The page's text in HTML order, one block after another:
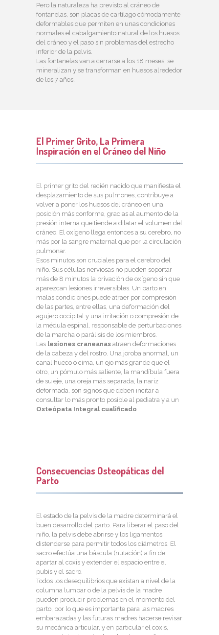
Pero la naturaleza ha previsto al cráneo de
fontanelas, son placas de cartílago cómodamente
deformables que permiten en unas condiciones
normales el cabalgamiento natural de los huesos
del cráneo y el paso sin problemas del estrecho
inferior de la pelvis.
Las fontanelas van a cerrarse a los 18 meses, se
mineralizan y se transforman en huesos alrededor
de los 7 años.
El Primer Grito, La Primera
Inspiración en el Cráneo del Niño
El primer grito del recién nacido que manifiesta el
desplazamiento de sus pulmones, contribuye a
volver a poner los huesos del cráneo en una
posición más conforme, gracias al aumento de la
presión interna que tiende a dilatar el volumen del
cráneo. El oxígeno llega entonces a su cerebro, no
más por la sangre maternal que por la circulación
pulmonar.
Esos minutos son cruciales para el cerebro del
niño. Sus células nerviosas no pueden soportar
más de 8 minutos la privación de oxígeno sin que
aparezcan lesiones irreversibles. Un parto en
malas condiciones puede atraer por compresión
de las partes, entre ellas, una deformación del
agujero occipital y una irritación o compresión de
la médula espinal, responsable de perturbaciones
de la marcha o parálisis de los miembros.
Las lesiones craneanas atraen deformaciones
de la cabeza y del rostro. Una joroba anormal, un
canal hueco o cima, un ojo más grande que el
otro, un pómulo más saliente, la mandíbula fuera
de su eje, una oreja más separada, la nariz
deformada, son signos que deben incitar a
consultar lo más pronto posible al pediatra y a un
Osteópata Integral cualificado.
Consecuencias Osteopáticas del
Parto
El estado de la pelvis de la madre determinará el
buen desarrollo del parto. Para liberar el paso del
niño, la pelvis debe abrirse y los ligamentos
distenderse para permitir todos los diámetros. El
sacro efectúa una báscula (nutación) a fin de
apartar al coxis y extender el espacio entre el
pubis y el sacro.
Todos los desequilibrios que existan a nivel de la
columna lumbar o de la pelvis de la madre
pueden producir problemas en el momento del
parto, por lo que es importante para las madres
embarazadas y las futuras madres hacerse revisar
su mecánica articular, y en particular el coxis,